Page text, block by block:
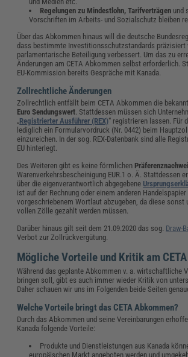
Regelungen zu Mindestlohn, Tarifverträgen und
Vorschriften im Arbeits- und Sozialschutz bleiben
Über das Abkommen hinaus will die deutsche
dass bestimmte Investitionsschutzstandards präzisiert
parlamentarische Beteiligung verbessert. Um das zu
Änderungen am CETA Abkommen selbst erforderlich.
EU-Kommission bereits Gespräche mit Kanada.
Zollrechtliche Änderungen
Zollrechtlich entfällt beim CETA Abkommen die
Euro Sendungswert . Stattdessen müssen sich
„Registrierter Ausführer (REX)“ registrieren lassen. Für
lediglich ein Formularvordruck (Nr. 0442) beim
einzureichen. In der sog. REX-Datenbank sind alle
EU hinterlegt.
Des Weiteren gibt es keine förmlichen
Warenverkehrsbescheinigung EUR.1 o. Ä. Stattdessen
über die eigenverantwortlich abgegebene
ist auf der Rechnung oder einem anderen Handelspapier
vorgeschriebenem Wortlaut abzugeben, da diese sonst
vollen Zölle gezahlt werden müssen.
Darüber hinaus gilt seit dem 21.09.2020 das sog. Draw-
Verbot zur Zollrückvergütung.
Mögliche Vorteile und Kritik am
Während das geplante Abkommen v. a. wirtschaftliche
bringen soll, gibt es auch immer wieder Kritik von
Daher schauen wir uns im Folgenden beide Seiten
Welche Vorteile bringt das CETA Abkommen?
Durch das Abkommen und seine Vereinbarungen
Kanada folgende Vorteile:
Produkte und Dienstleistungen aus Kanada
europäischen Markt angeboten werden und